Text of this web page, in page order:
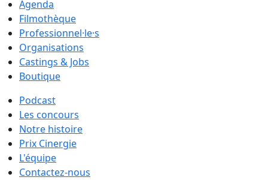
Agenda
Filmothèque
Professionnel·le·s
Organisations
Castings & Jobs
Boutique
Podcast
Les concours
Notre histoire
Prix Cinergie
L'équipe
Contactez-nous